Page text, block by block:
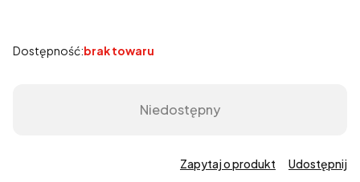
Dostępność:brak towaru
Niedostępny
Zapytaj o produkt Udostępnij